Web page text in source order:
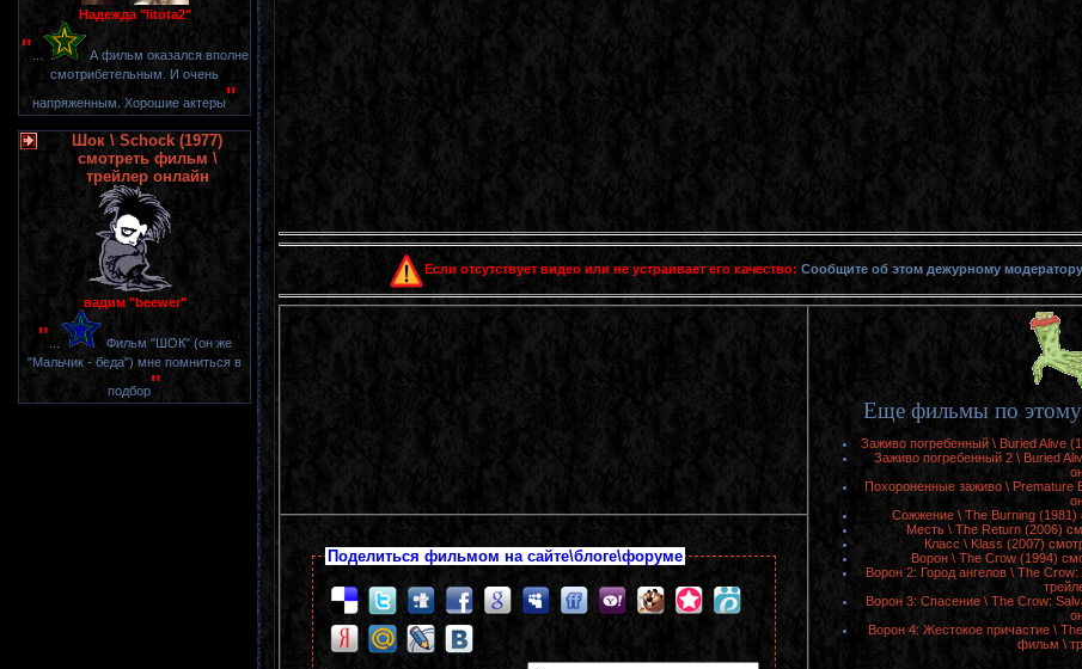
Надежда "litota2"
"
А фильм оказался вполне
смотрибетельным. И очень
напряженным. Хорошие актеры"
Шок \ Schock (1977)
смотреть фильм \
трейлер онлайн
вадим "beewer"
"
Фильм "ШОК" (он же
"Мальчик - беда") мне помниться в
подбор"
Если отсутствует видео или не устраивает его качество: Сообщите об этом дежурному модератору
Еще фильмы по
Заживо погребенный \ Buried Alive
Заживо погребенный 2 \ Buried
Похороненные заживо \ Premature
Сожжение \ The Burning
Месть \ The Return (2006)
Класс \ Klass (2007)
Ворон \ The Crow (1994)
Ворон 2: Город ангелов \ The
Ворон 3: Спасение \ The Crow:
Ворон 4: Жестокое причастие \
фильм \
Поделиться фильмом на сайте\блоге\форуме